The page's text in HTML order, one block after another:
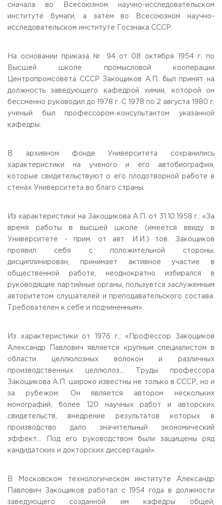
сначала во Всесоюзном научно-исследовательском
институте бумаги, а затем во Всесоюзном научно-
исследовательском институте Госзнака СССР.
На основании приказа № 94 от 08 октября 1954 г. по
Высшей школе промысловой кооперации
Центропромсовета СССР Закощиков А.П. был принят на
должность заведующего кафедрой химии, которой он
бессменно руководил до 1978 г. С 1978 по 2 августа 1980 г.
ученый был профессором-консультантом указанной
кафедры.
В архивном фонде Университета сохранились
характеристики на ученого и его автобиография,
которые свидетельствуют о его плодотворной работе в
стенах Университета во благо страны.
Из характеристики на Закощикова А.П. от 31.10.1958 г.: «За
время работы в высшей школе (имеется ввиду в
Университете - прим. от авт. И.И.) тов. Закощиков
проявил себя с положительной стороны,
дисциплинирован, принимает активное участие в
общественной работе, неоднократно избирался в
руководящие партийные органы, пользуется заслуженным
авторитетом слушателей и преподавательского состава.
Требователен к себе и подчиненным».
Из характеристики от 1976 г.: «Профессор Закощиков
Александр Павлович является крупным специалистом в
области целлюлозных волокон и различных
производственных целлюлоз… Труды профессора
Закощикова А.П. широко известны не только в СССР, но и
за рубежом. Он является автором нескольких
монографий, более 120 научных работ и авторских
свидетельств, внедрение результатов которых в
производство дало значительный экономический
эффект… Под его руководством были защищены ряд
кандидатских и докторских диссертаций».
В Московском технологическом институте Александр
Павлович Закощиков работал с 1954 года в должности
заведующего созданной им кафедры общей,